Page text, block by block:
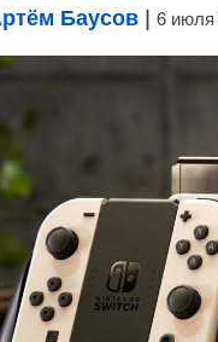
Баусов | 6 июля